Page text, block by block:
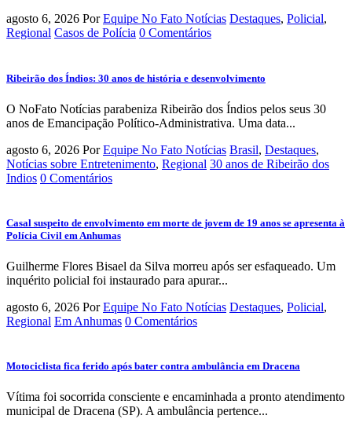
agosto 6, 2026 Por Equipe No Fato Notícias Destaques, Policial,
Regional Casos de Polícia 0 Comentários
Ribeirão dos Índios: 30 anos de história e desenvolvimento
O NoFato Notícias parabeniza Ribeirão dos Índios pelos seus 30
anos de Emancipação Político-Administrativa. Uma data...
agosto 6, 2026 Por Equipe No Fato Notícias Brasil, Destaques,
Notícias sobre Entretenimento, Regional 30 anos de Ribeirão dos
Indios 0 Comentários
Casal suspeito de envolvimento em morte de jovem de 19 anos se apresenta à
Polícia Civil em Anhumas
Guilherme Flores Bisael da Silva morreu após ser esfaqueado. Um
inquérito policial foi instaurado para apurar...
agosto 6, 2026 Por Equipe No Fato Notícias Destaques, Policial,
Regional Em Anhumas 0 Comentários
Motociclista fica ferido após bater contra ambulância em Dracena
Vítima foi socorrida consciente e encaminhada a pronto atendimento
municipal de Dracena (SP). A ambulância pertence...